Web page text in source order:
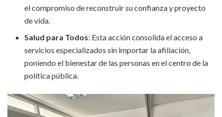
el compromiso de reconstruir su confianza y proyecto
de vida.
Salud para Todos: Esta acción consolida el acceso a
servicios especializados sin importar la afiliación,
poniendo el bienestar de las personas en el centro de la
política pública.